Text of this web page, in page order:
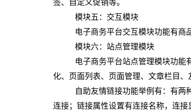
签、自定义促销等。
模块五：交互模块
电子商务平台交互模块功能有商
模块六：站点管理模块
电子商务平台站点管理模块功能
化、页面列表、页面管理、文章栏目、
自助友情链接功能举例有：有两
连接；链接属性设置有连接名称，连